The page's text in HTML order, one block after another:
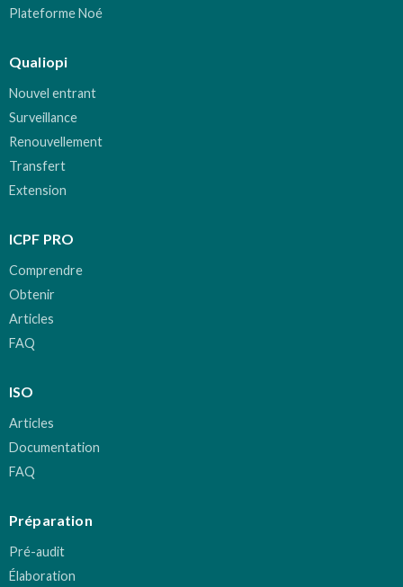
Plateforme Noé
Qualiopi
Nouvel entrant
Surveillance
Renouvellement
Transfert
Extension
ICPF PRO
Comprendre
Obtenir
Articles
FAQ
ISO
Articles
Documentation
FAQ
Préparation
Pré-audit
Élaboration